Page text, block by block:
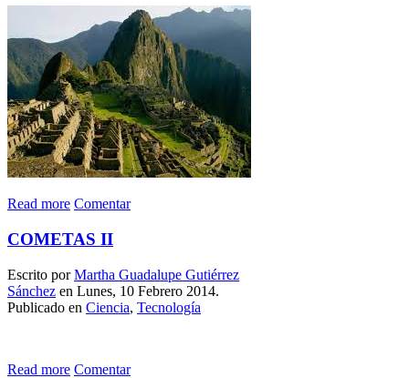
Read more Comentar
COMETAS II
Escrito porMartha Guadalupe Gutiérrez
Sánchez en Lunes, 10 Febrero 2014.
Publicado en Ciencia, Tecnología
Read more Comentar